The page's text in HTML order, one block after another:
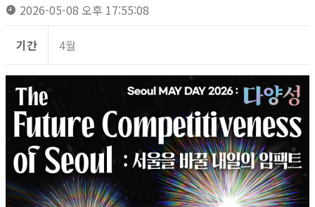
2026-05-08 오후 17:55:08
기간 4월